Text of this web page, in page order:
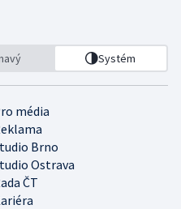
Systém
média
Brno
Ostrava
ČT